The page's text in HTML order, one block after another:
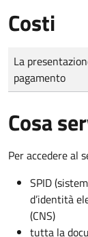
Costi
Tipo di pagamento
Importo
La
pagamento
Cosa
Per accedere al
SPID
d’identità
(CNS)
tutta la